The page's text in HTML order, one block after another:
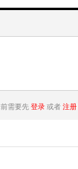
需要先 登录 或者 注册